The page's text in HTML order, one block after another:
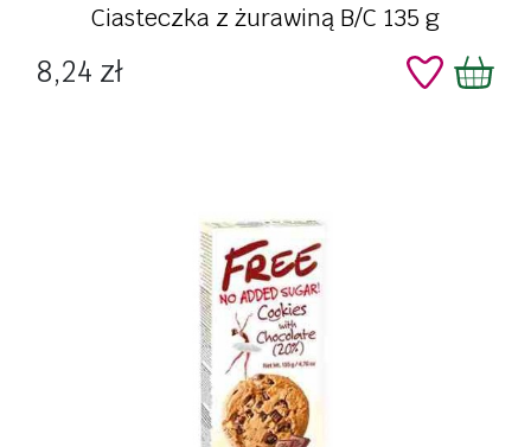
Ciasteczka z żurawiną B/C 135 g
Cena
8,24 zł